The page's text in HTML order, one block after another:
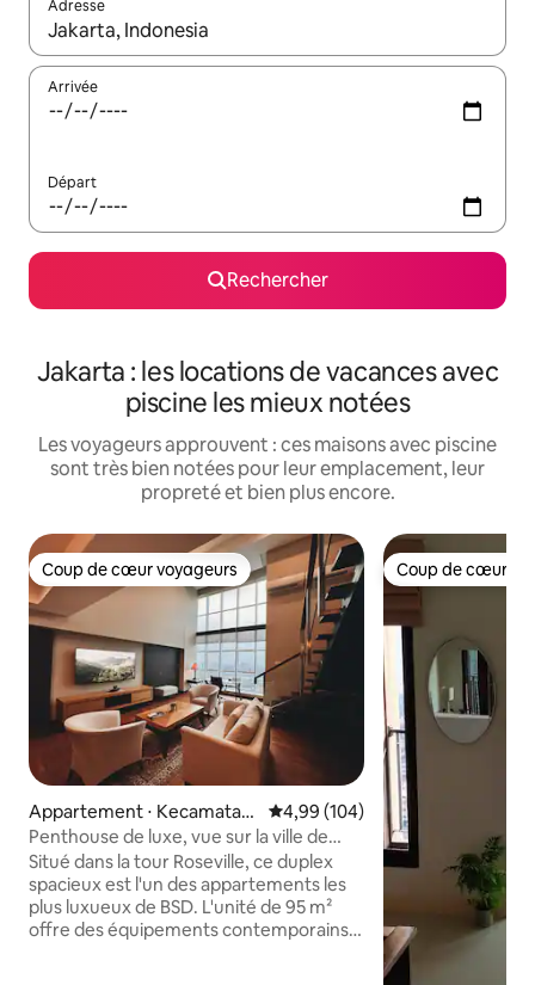
Adresse
Lorsque les résultats s'affichent, utilisez les flèches vers le
Arrivée
Départ
Rechercher
Jakarta : les locations de vacances avec
piscine les mieux notées
Les voyageurs approuvent : ces maisons avec piscine
sont très bien notées pour leur emplacement, leur
propreté et bien plus encore.
Coup de cœur voyageurs
Coup de cœur voyageurs
Appartement ⋅ Kecamatan
Serpong
Évaluation moyenne sur la
4,99 (104)
Penthouse de luxe, vue sur la ville de
BSD
Situé dans la tour Roseville, ce duplex
spacieux est l'un des appartements les
plus luxueux de BSD. L'unité de 95 m²
offre des équipements contemporains,
Coup de cœur
Coup de cœur